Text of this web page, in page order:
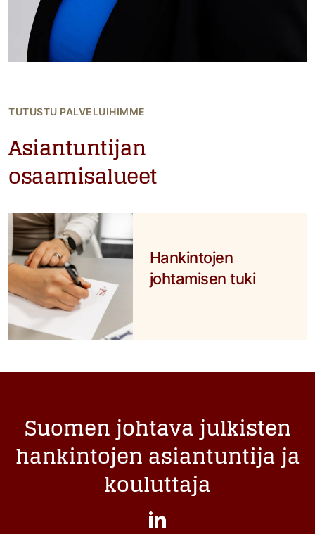
TUTUSTU PALVELUIHIMME
Asiantuntijan
osaamisalueet
Hankintojen
johtamisen tuki
Suomen johtava julkisten
hankintojen asiantuntija ja
kouluttaja